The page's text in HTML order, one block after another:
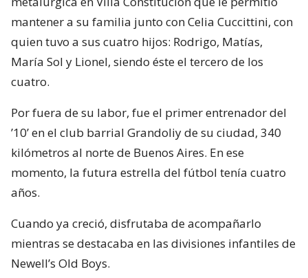
mantener a su familia junto con Celia Cuccittini, con
quien tuvo a sus cuatro hijos: Rodrigo, Matías,
María Sol y Lionel, siendo éste el tercero de los
cuatro.
Por fuera de su labor, fue el primer entrenador del
’10’ en el club barrial Grandoliy de su ciudad, 340
kilómetros al norte de Buenos Aires. En ese
momento, la futura estrella del fútbol tenía cuatro
años.
Cuando ya creció, disfrutaba de acompañarlo
mientras se destacaba en las divisiones infantiles de
Newell’s Old Boys.